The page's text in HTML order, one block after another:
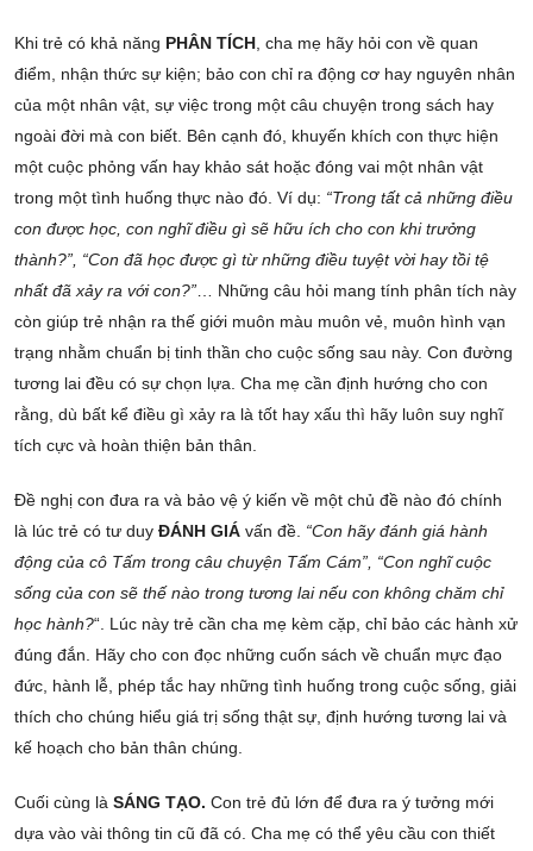
Khi trẻ có khả năng PHÂN TÍCH , cha mẹ hãy hỏi con về quan
điểm, nhận thức sự kiện; bảo con chỉ ra động cơ hay nguyên nhân
của một nhân vật, sự việc trong một câu chuyện trong sách hay
ngoài đời mà con biết. Bên cạnh đó, khuyến khích con thực hiện
một cuộc phỏng vấn hay khảo sát hoặc đóng vai một nhân vật
trong một tình huống thực nào đó. Ví dụ: “Trong tất cả những điều
con được học, con nghĩ điều gì sẽ hữu ích cho con khi trưởng
thành?”, “Con đã học được gì từ những điều tuyệt vời hay tồi tệ
nhất đã xảy ra với con?” … Những câu hỏi mang tính phân tích này
còn giúp trẻ nhận ra thế giới muôn màu muôn vẻ, muôn hình vạn
trạng nhằm chuẩn bị tinh thần cho cuộc sống sau này. Con đường
tương lai đều có sự chọn lựa. Cha mẹ cần định hướng cho con
rằng, dù bất kể điều gì xảy ra là tốt hay xấu thì hãy luôn suy nghĩ
tích cực và hoàn thiện bản thân.
Đề nghị con đưa ra và bảo vệ ý kiến về một chủ đề nào đó chính
là lúc trẻ có tư duy ĐÁNH GIÁ vấn đề. “Con hãy đánh giá hành
động của cô Tấm trong câu chuyện Tấm Cám”, “Con nghĩ cuộc
sống của con sẽ thế nào trong tương lai nếu con không chăm chỉ
học hành?“. Lúc này trẻ cần cha mẹ kèm cặp, chỉ bảo các hành xử
đúng đắn. Hãy cho con đọc những cuốn sách về chuẩn mực đạo
đức, hành lễ, phép tắc hay những tình huống trong cuộc sống, giải
thích cho chúng hiểu giá trị sống thật sự, định hướng tương lai và
kế hoạch cho bản thân chúng.
Cuối cùng là SÁNG TẠO. Con trẻ đủ lớn để đưa ra ý tưởng mới
dựa vào vài thông tin cũ đã có. Cha mẹ có thể yêu cầu con thiết